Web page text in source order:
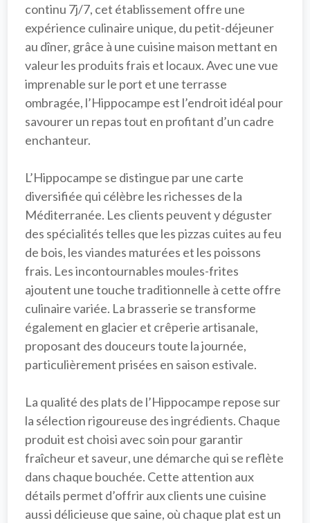
continu 7j/7, cet établissement offre une
expérience culinaire unique, du petit-déjeuner
au dîner, grâce à une cuisine maison mettant en
valeur les produits frais et locaux. Avec une vue
imprenable sur le port et une terrasse
ombragée, l’Hippocampe est l’endroit idéal pour
savourer un repas tout en profitant d’un cadre
enchanteur.
L’Hippocampe se distingue par une carte
diversifiée qui célèbre les richesses de la
Méditerranée. Les clients peuvent y déguster
des spécialités telles que les pizzas cuites au feu
de bois, les viandes maturées et les poissons
frais. Les incontournables moules-frites
ajoutent une touche traditionnelle à cette offre
culinaire variée. La brasserie se transforme
également en glacier et crêperie artisanale,
proposant des douceurs toute la journée,
particulièrement prisées en saison estivale.
La qualité des plats de l’Hippocampe repose sur
la sélection rigoureuse des ingrédients. Chaque
fraîcheur et saveur, une démarche qui se reflète
dans chaque bouchée. Cette attention aux
détails permet d’offrir aux clients une cuisine
aussi délicieuse que saine, où chaque plat est un